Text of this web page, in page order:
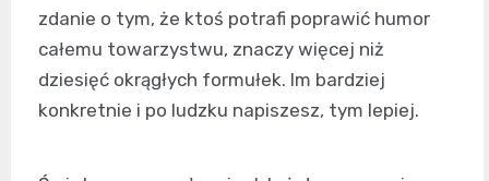
zdanie o tym, że ktoś potrafi poprawić humor
całemu towarzystwu, znaczy więcej niż
dziesięć okrągłych formułek. Im bardziej
konkretnie i po ludzku napiszesz, tym lepiej.